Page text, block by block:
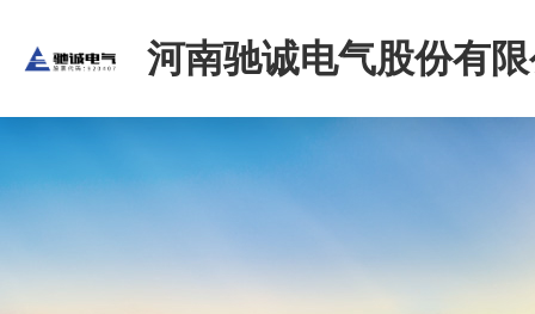
河南驰诚电气股份有